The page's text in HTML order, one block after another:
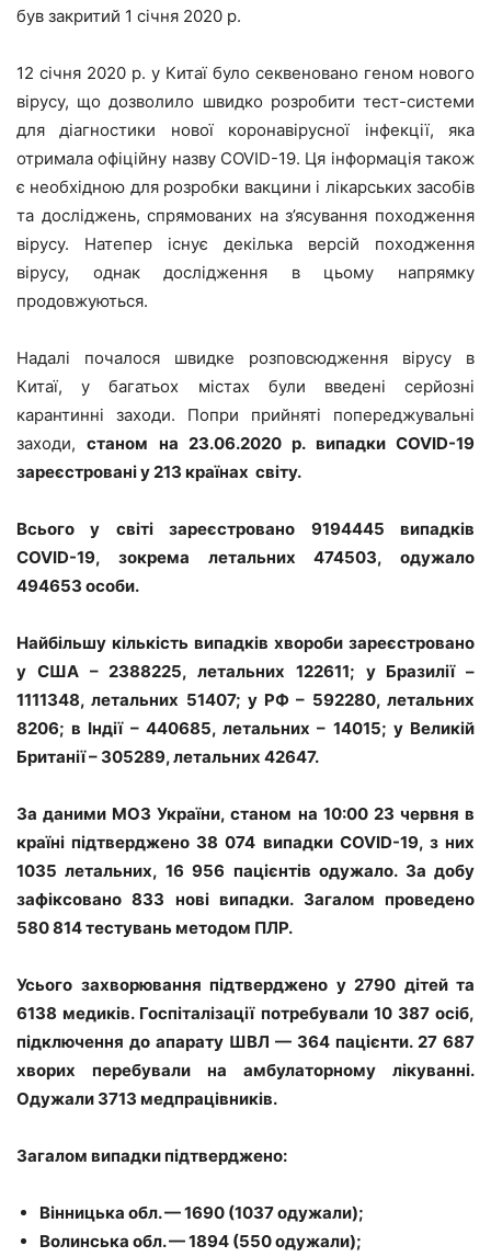
був закритий 1 січня 2020 р.
12 січня 2020 р. у Китаї було секвеновано геном нового
вірусу, що дозволило швидко розробити тест-системи
для діагностики нової коронавірусної інфекції, яка
отримала офіційну назву COVID-19. Ця інформація також
є необхідною для розробки вакцини і лікарських засобів
та досліджень, спрямованих на з’ясування походження
вірусу. Натепер існує декілька версій походження
вірусу, однак дослідження в цьому напрямку
продовжуються.
Надалі почалося швидке розповсюдження вірусу в
Китаї, у багатьох містах були введені серйозні
карантинні заходи. Попри прийняті попереджувальні
заходи,станом на 23.06.2020 р. випадкиCOVID-19
зареєстровані у 213 країнах світу.
Всього у світі зареєстровано 9194445 випадків
COVID-19, зокрема летальних 474503, одужало
494653 особи.
Найбільшу кількість випадків хвороби зареєстровано
у США – 2388225, летальних 122611; у Бразилії –
1111348, летальних 51407; у РФ – 592280, летальних
8206; в Індії – 440685, летальних – 14015; у Великій
Британії – 305289, летальних 42647.
За даними МОЗ України, станом на 10:00 23 червня в
країні підтверджено 38 074 випадки COVID-19, з них
1035 летальних, 16 956 пацієнтів одужало. За добу
зафіксовано 833 нові випадки. Загалом проведено
580 814 тестувань методом ПЛР.
Усього захворювання підтверджено у 2790 дітей та
6138 медиків. Госпіталізації потребували 10 387 осіб,
підключення до апарату ШВЛ — 364 пацієнти. 27 687
хворих перебували на амбулаторному лікуванні.
Одужали 3713 медпрацівників.
Загалом випадки підтверджено:
Вінницька обл. — 1690 (1037 одужали);
Волинська обл. — 1894 (550 одужали);